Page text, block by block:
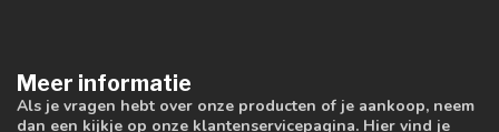
Meer informatie
Als je vragen hebt over onze producten of je aankoop, neem
dan een kijkje op onze klantenservicepagina. Hier vind je